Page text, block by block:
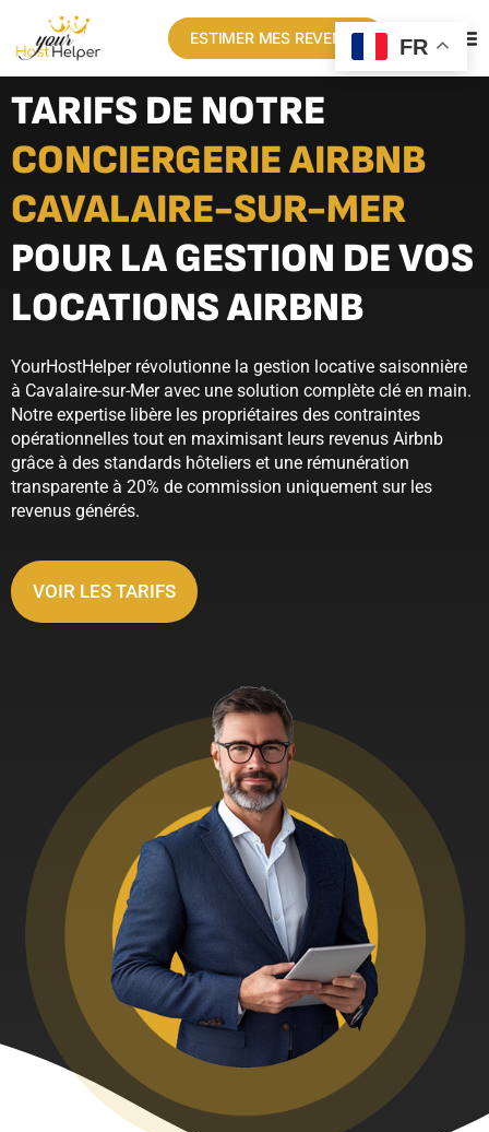
ESTIMER MES REVENUS
TARIFS DE NOTRE
CONCIERGERIE AIRBNB
CAVALAIRE-SUR-MER
POUR LA GESTION DE VOS
LOCATIONS AIRBNB
YourHostHelper révolutionne la gestion locative saisonnière
à Cavalaire-sur-Mer avec une solution complète clé en main.
Notre expertise libère les propriétaires des contraintes
opérationnelles tout en maximisant leurs revenus Airbnb
grâce à des standards hôteliers et une rémunération
transparente à 20% de commission uniquement sur les
revenus générés.
VOIR LES TARIFS
FR